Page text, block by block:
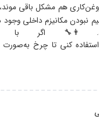
⚠️ اگر بعد از روغن‌کاری هم مشکل
نبودن مکانیزم داخلی
اگر با
آی‌ پی امداد